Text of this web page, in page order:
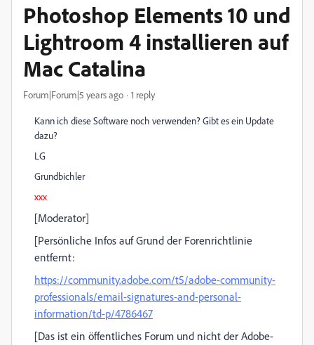
Photoshop Elements 10 und
Lightroom 4 installieren auf
Mac Catalina
Forum|Forum|5 years ago 1 reply
Kann ich diese Software noch verwenden? Gibt es ein Update
dazu?
LG
Grundbichler
xxx
[Moderator]
[Persönliche Infos auf Grund der Forenrichtlinie
entfernt:
https://community.adobe.com/t5/adobe-community-
professionals/email-signatures-and-personal-
information/td-p/4786467
[Das ist ein öffentliches Forum und nicht der Adobe-